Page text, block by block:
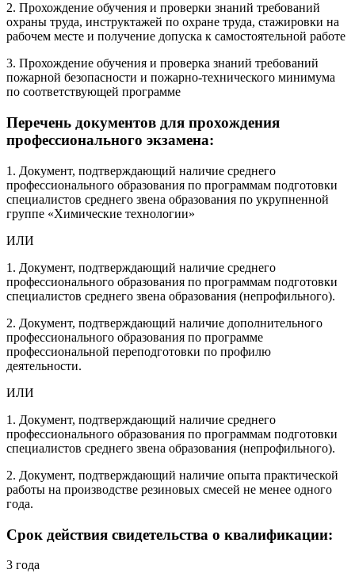
2. Прохождение обучения и проверки знаний требований
охраны труда, инструктажей по охране труда, стажировки на
рабочем месте и получение допуска к самостоятельной работе
3. Прохождение обучения и проверка знаний требований
пожарной безопасности и пожарно-технического минимума
по соответствующей программе
Перечень документов для прохождения
профессионального экзамена:
1. Документ, подтверждающий наличие среднего
профессионального образования по программам подготовки
специалистов среднего звена образования по укрупненной
группе «Химические технологии»
ИЛИ
1. Документ, подтверждающий наличие среднего
профессионального образования по программам подготовки
специалистов среднего звена образования (непрофильного).
2. Документ, подтверждающий наличие дополнительного
профессионального образования по программе
профессиональной переподготовки по профилю
деятельности.
ИЛИ
1. Документ, подтверждающий наличие среднего
профессионального образования по программам подготовки
специалистов среднего звена образования (непрофильного).
2. Документ, подтверждающий наличие опыта практической
работы на производстве резиновых смесей не менее одного
года.
Срок действия свидетельства о квалификации:
3 года